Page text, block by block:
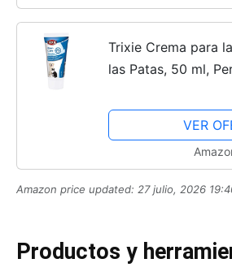
Trixie Crema para
las Patas, 50 ml,
VER
Amazon price updated: 27 julio, 2026
Productos y